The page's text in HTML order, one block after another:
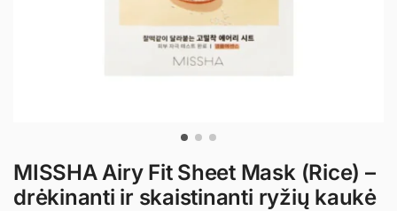
MISSHA Airy Fit Sheet Mask (Rice) –
drėkinanti ir skaistinanti ryžių kaukė